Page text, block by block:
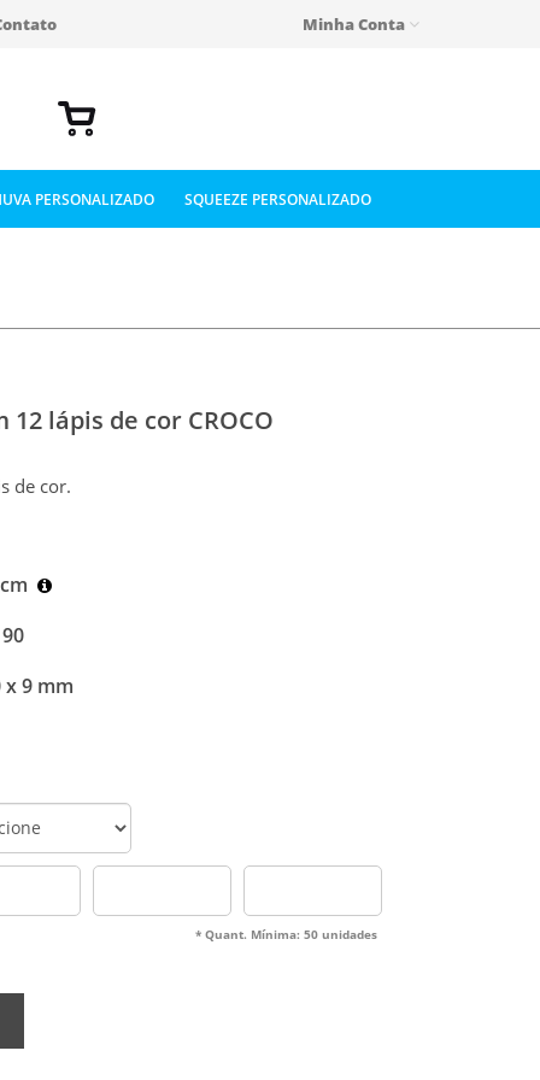
Minha Conta
PERSONALIZADO SQUEEZE PERSONALIZADO
lápis de cor CROCO
de cor.
x 9 mm
* Quant. Mínima: 50 unidades